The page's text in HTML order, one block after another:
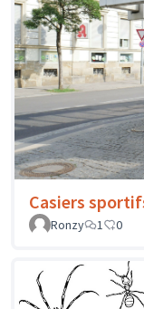
Casiers
Ronzy
1 0